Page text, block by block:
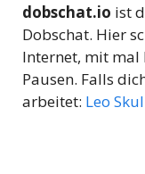
dobschat.io ist
Dobschat. Hier
Internet, mit mal
Pausen. Falls
arbeitet: Leo